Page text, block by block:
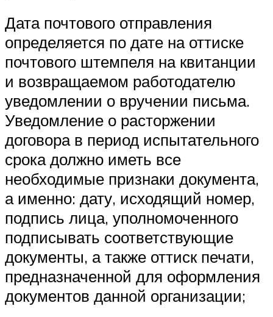
Дата почтового отправления
определяется по дате на оттиске
почтового штемпеля на квитанции
и возвращаемом работодателю
уведомлении о вручении письма.
Уведомление о расторжении
договора в период испытательного
срока должно иметь все
необходимые признаки документа,
а именно: дату, исходящий номер,
подпись лица, уполномоченного
подписывать соответствующие
документы, а также оттиск печати,
предназначенной для оформления
документов данной организации;